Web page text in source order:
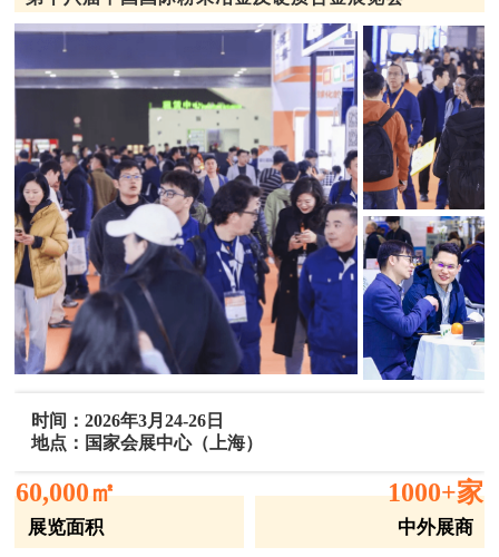
时间：2026年3月24-26日
地点：国家会展中心（上海）
60,000㎡
展览面积
1000+家
中外展商